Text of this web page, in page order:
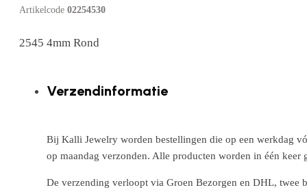
Artikelcode 02254530
2545 4mm Rond
Verzendinformatie
Bij Kalli Jewelry worden bestellingen die op een werkdag
op maandag verzonden. Alle producten worden in één
De verzending verloopt via Groen Bezorgen en DHL, twee